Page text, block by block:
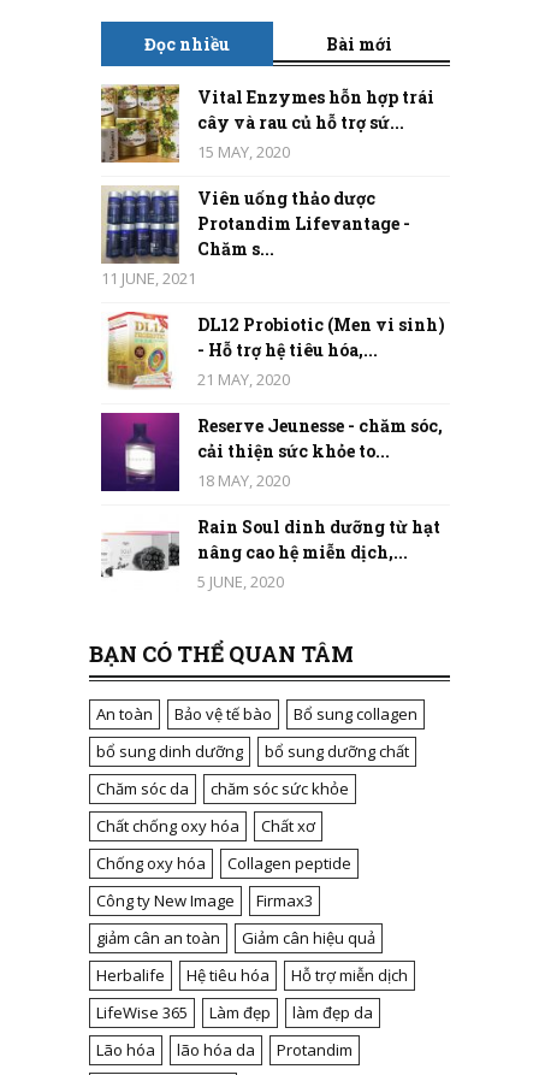
Đọc nhiều Bài mới
Vital Enzymes hỗn hợp trái
cây và rau củ hỗ trợ sứ...
15 MAY, 2020
Viên uống thảo dược
Protandim Lifevantage -
Chăm s...
11 JUNE, 2021
DL12 Probiotic (Men vi sinh)
- Hỗ trợ hệ tiêu hóa,...
21 MAY, 2020
Reserve Jeunesse - chăm sóc,
cải thiện sức khỏe to...
18 MAY, 2020
Rain Soul dinh dưỡng từ hạt
nâng cao hệ miễn dịch,...
5 JUNE, 2020
BẠN CÓ THỂ QUAN TÂM
An toàn Bảo vệ tế bào
Bổ sung collagen
bổ sung dinh dưỡng
bổ sung dưỡng chất
Chăm sóc da
chăm sóc sức khỏe
Chất chống oxy hóa
Chất xơ
Chống oxy hóa
Collagen peptide
Công ty New Image
Firmax3
giảm cân an toàn
Giảm cân hiệu quả
Herbalife
Hệ tiêu hóa
Hỗ trợ miễn dịch
LifeWise 365
Làm đẹp
làm đẹp da
Lão hóa
lão hóa da
Protandim